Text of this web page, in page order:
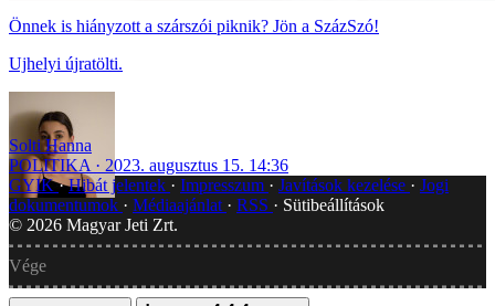
Önnek is hiányzott a szárszói piknik? Jön a SzázSzó!
Ujhelyi újratölti.
Solti Hanna
POLITIKA
2023. augusztus 15. 14:36
GYIK Hibát jelentek Impresszum Javítások kezelése
Jogi
dokumentumok
Médiaajánlat RSS
Sütibeállítások
© 2026 Magyar Jeti Zrt.
Vége